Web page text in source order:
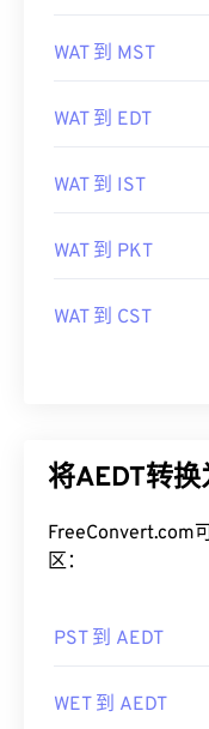
WAT 到 SST
WAT 到 MST
WAT 到 EDT
WAT 到 IST
WAT 到 PKT
将AEDT转
PST 到 AEDT